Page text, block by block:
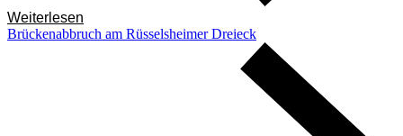
Weiterlesen
Brückenabbruch am Rüsselsheimer Dreieck